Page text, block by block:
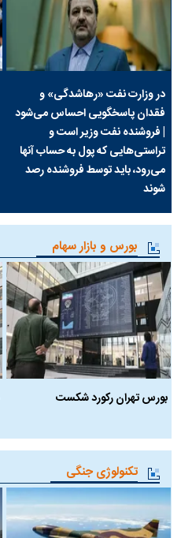
در وزارت نفت «رهاشدگی» و
فقدان پاسخگویی احساس می‌شود
| فروشنده نفت وزیر است و
تراستی‌هایی که پول به حساب آنها
می‌رود، باید توسط فروشنده رصد
شوند
بورس و بازار سهام
بورس تهران رکورد شکست
تکنولوژی جنگی